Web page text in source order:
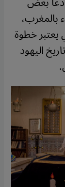
بالمغرب،
يعتبر خطوة
اليهود